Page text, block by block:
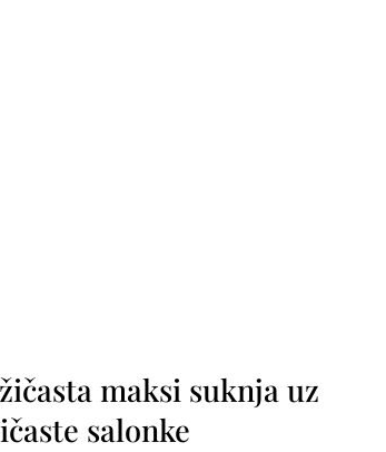
maksi suknja uz
salonke